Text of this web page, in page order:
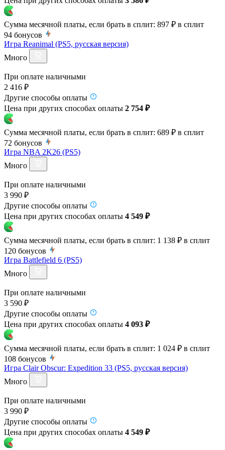
Сумма месячной платы, если брать в сплит: 897 ₽ в сплит
94 бонусов
Игра Reanimal (PS5, русская версия)
Много
При оплате наличными
2 416 ₽
Другие способы оплаты
Цена при других способах оплаты 2 754 ₽
Сумма месячной платы, если брать в сплит: 689 ₽ в сплит
72 бонусов
Игра NBA 2K26 (PS5)
Много
При оплате наличными
3 990 ₽
Другие способы оплаты
Цена при других способах оплаты 4 549 ₽
Сумма месячной платы, если брать в сплит: 1 138 ₽ в сплит
120 бонусов
Игра Battlefield 6 (PS5)
Много
При оплате наличными
3 590 ₽
Другие способы оплаты
Цена при других способах оплаты 4 093 ₽
Сумма месячной платы, если брать в сплит: 1 024 ₽ в сплит
108 бонусов
Игра Clair Obscur: Expedition 33 (PS5, русская версия)
Много
При оплате наличными
3 990 ₽
Другие способы оплаты
Цена при других способах оплаты 4 549 ₽